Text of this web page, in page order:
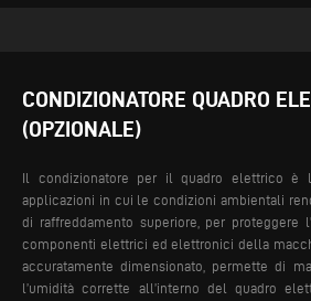
CONDIZIONATORE QUADRO
(OPZIONALE)
Il condizionatore per il quadro elettrico è
applicazioni in cui le condizioni ambientali
di raffreddamento superiore, per proteggere
componenti elettrici ed elettronici della
accuratamente dimensionato, permette di
l’umidità corrette all’interno del quadro